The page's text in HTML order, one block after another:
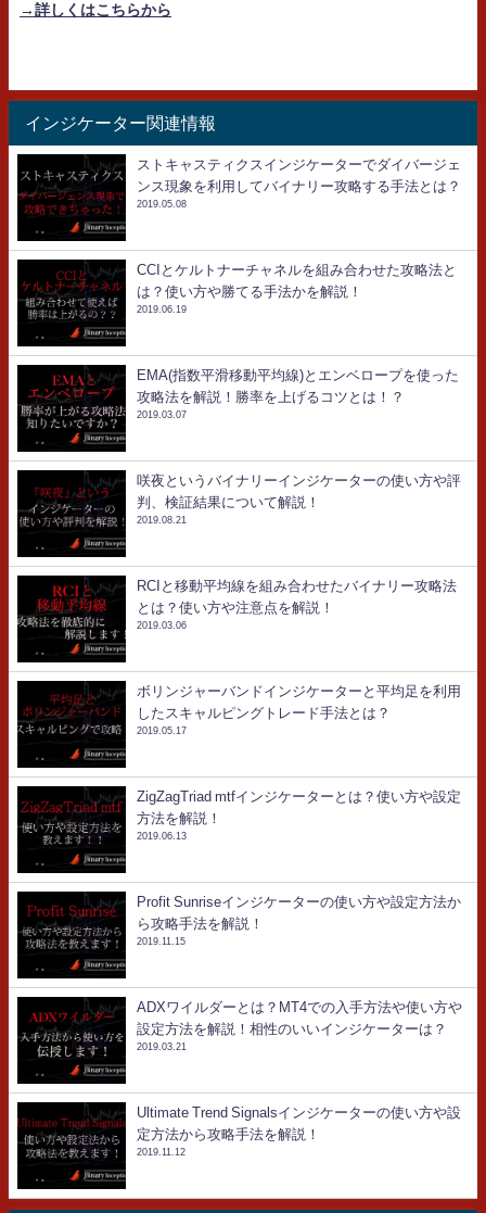
→詳しくはこちらから
インジケーター関連情報
ストキャスティクスインジケーターでダイバージェ
ンス現象を利用してバイナリー攻略する手法とは？
2019.05.08
CCIとケルトナーチャネルを組み合わせた攻略法と
は？使い方や勝てる手法かを解説！
2019.06.19
EMA(指数平滑移動平均線)とエンベロープを使った
攻略法を解説！勝率を上げるコツとは！？
2019.03.07
咲夜というバイナリーインジケーターの使い方や評
判、検証結果について解説！
2019.08.21
RCIと移動平均線を組み合わせたバイナリー攻略法
とは？使い方や注意点を解説！
2019.03.06
ボリンジャーバンドインジケーターと平均足を利用
したスキャルピングトレード手法とは？
2019.05.17
ZigZagTriad mtfインジケーターとは？使い方や設定
方法を解説！
2019.06.13
Profit Sunriseインジケーターの使い方や設定方法か
ら攻略手法を解説！
2019.11.15
ADXワイルダーとは？MT4での入手方法や使い方や
設定方法を解説！相性のいいインジケーターは？
2019.03.21
Ultimate Trend Signalsインジケーターの使い方や設
定方法から攻略手法を解説！
2019.11.12